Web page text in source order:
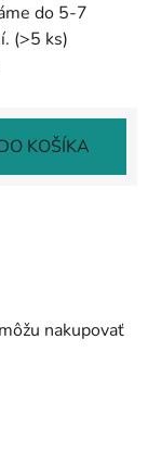
do 5-7
(>5 ks)
KOŠÍKA
nakupovať